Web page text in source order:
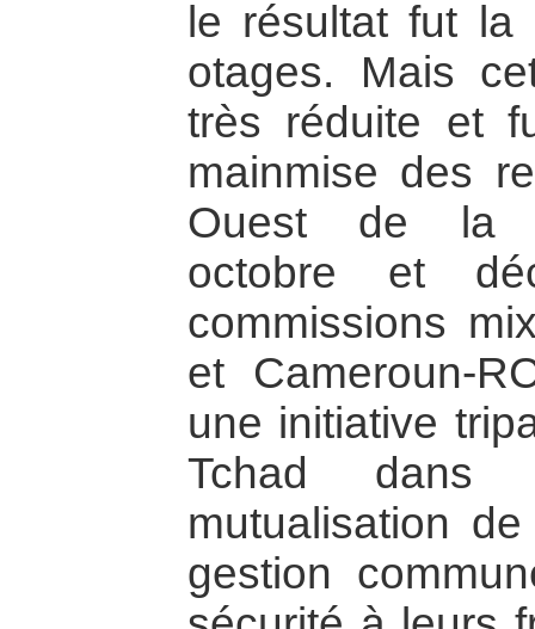
le résultat fut la
otages. Mais
très réduite et
mainmise des
Ouest de la
octobre et
commissions
et Cameroun-
une initiative
Tchad dans
mutualisation
gestion